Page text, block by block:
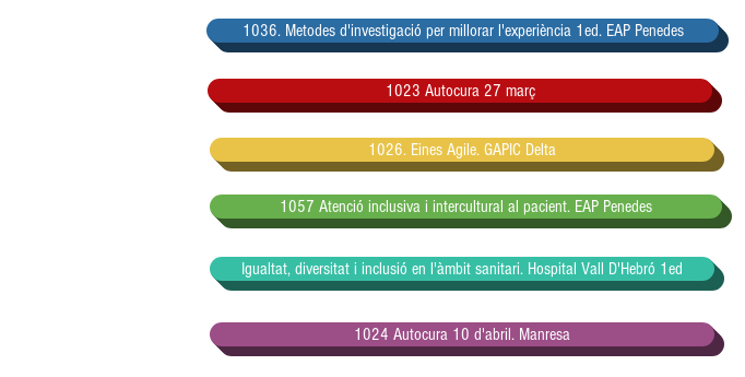
1036. Metodes d'investigació per millorar l'experiència 1ed. EAP Penedes
1023 Autocura 27 març
1026. Eines Agile. GAPIC Delta
1057 Atenció inclusiva i intercultural al pacient. EAP Penedes
Igualtat, diversitat i inclusió en l'àmbit sanitari. Hospital Vall D'Hebró 1ed
1024 Autocura 10 d'abril. Manresa